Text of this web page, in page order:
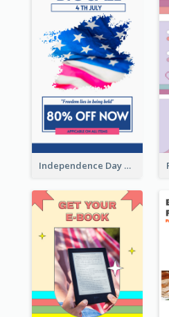
Independence Day Sale Instagram Story